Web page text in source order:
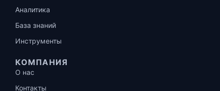
Аналитика
База знаний
Инструменты
КОМПАНИЯ
О нас
Контакты